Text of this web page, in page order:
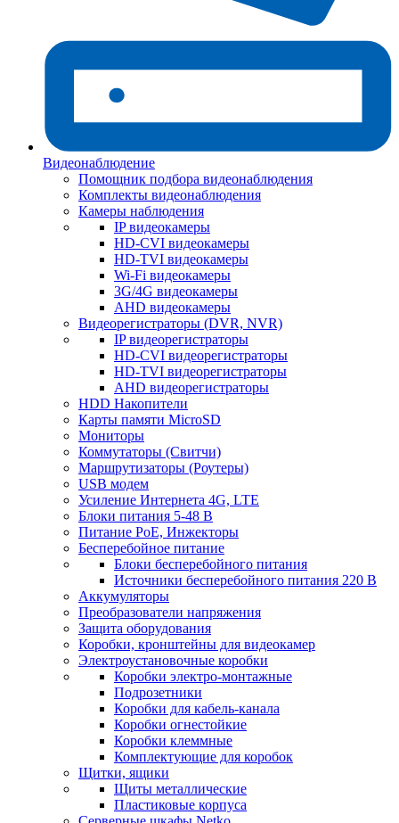
Видеонаблюдение
Помощник подбора видеонаблюдения
Комплекты видеонаблюдения
Камеры наблюдения
IP видеокамеры
HD-CVI видеокамеры
HD-TVI видеокамеры
Wi-Fi видеокамеры
3G/4G видеокамеры
AHD видеокамеры
Видеорегистраторы (DVR, NVR)
IP видеорегистраторы
HD-CVI видеорегистраторы
HD-TVI видеорегистраторы
AHD видеорегистраторы
HDD Накопители
Карты памяти MicroSD
Мониторы
Коммутаторы (Свитчи)
Маршрутизаторы (Роутеры)
USB модем
Усиление Интернета 4G, LTE
Блоки питания 5-48 В
Питание PoE, Инжекторы
Бесперебойное питание
Блоки бесперебойного питания
Источники бесперебойного питания 220 В
Аккумуляторы
Преобразователи напряжения
Защита оборудования
Коробки, кронштейны для видеокамер
Электроустановочные коробки
Коробки электро-монтажные
Подрозетники
Коробки для кабель-канала
Коробки огнестойкие
Коробки клеммные
Комплектующие для коробок
Щитки, ящики
Щиты металлические
Пластиковые корпуса